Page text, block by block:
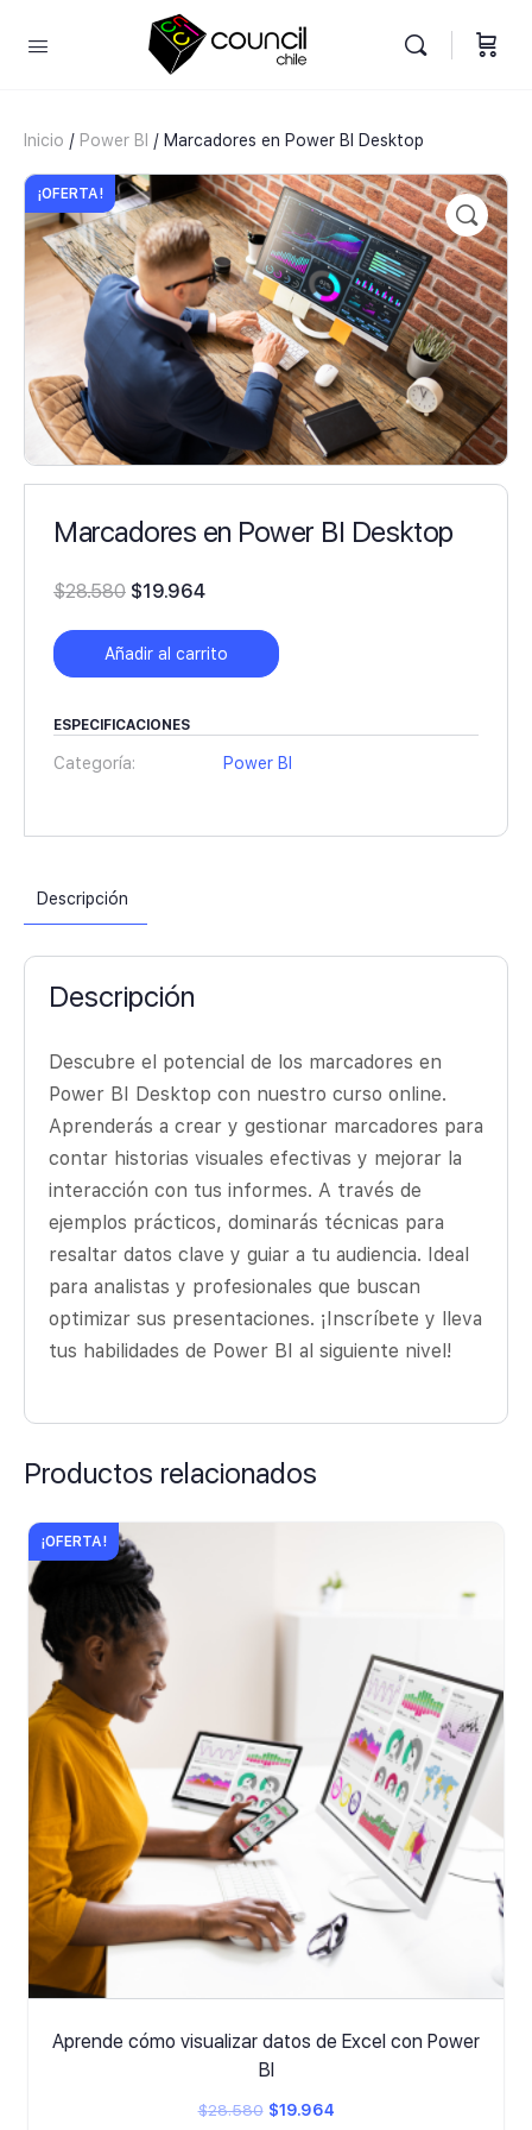
Inicio / Power BI / Marcadores en Power BI Desktop
¡OFERTA!
Marcadores en Power BI Desktop
$28.580 El
original
$28.580.
$19.964El
actual
Añadir al carrito
ESPECIFICACIONES
Categoría: Power BI
Descripción
Descripción
Descubre el potencial de los marcadores en
Power BI Desktop con nuestro curso online.
Aprenderás a crear y gestionar marcadores para
contar historias visuales efectivas y mejorar la
interacción con tus informes. A través de
ejemplos prácticos, dominarás técnicas para
resaltar datos clave y guiar a tu audiencia. Ideal
para analistas y profesionales que buscan
optimizar sus presentaciones. ¡Inscríbete y lleva
tus habilidades de Power BI al siguiente nivel!
Productos relacionados
¡OFERTA!
Aprende cómo visualizar datos de Excel con Power
BI
$28.580 El
$19.964El